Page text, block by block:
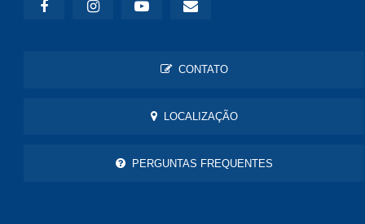
CONTATO
LOCALIZAÇÃO
PERGUNTAS FREQUENTES